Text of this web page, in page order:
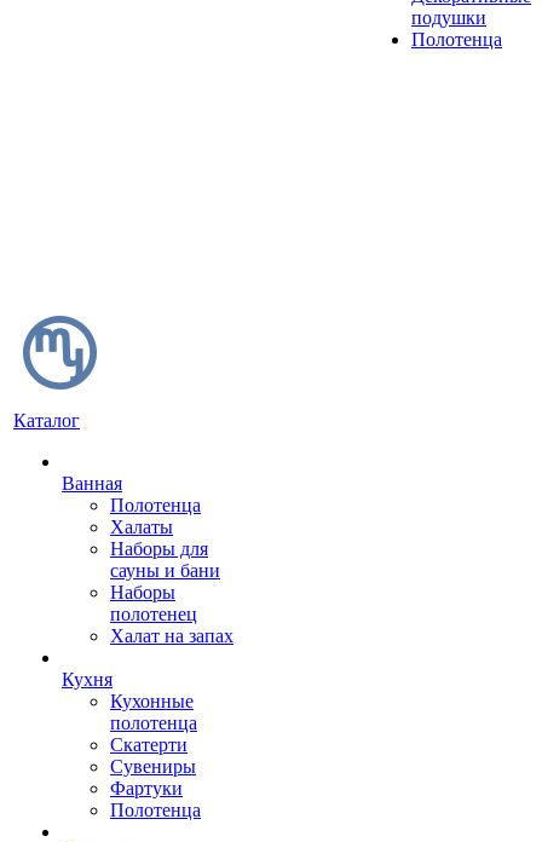
подушки
Полотенца
Каталог
Ванная
Полотенца
Халаты
Наборы для
сауны и бани
Наборы
полотенец
Халат на запах
Кухня
Кухонные
полотенца
Скатерти
Сувениры
Фартуки
Полотенца